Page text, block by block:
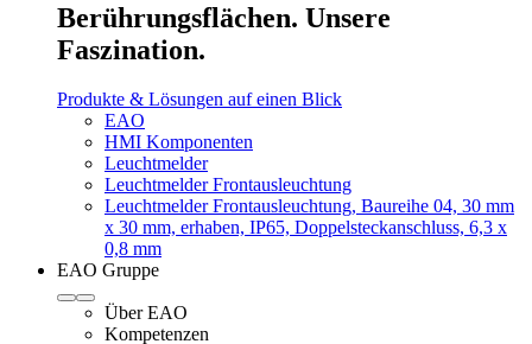
Berührungsflächen. Unsere
Faszination.
Produkte & Lösungen auf einen Blick
EAO
HMI Komponenten
Leuchtmelder
Leuchtmelder Frontausleuchtung
Leuchtmelder Frontausleuchtung, Baureihe 04, 30 mm
x 30 mm, erhaben, IP65, Doppelsteckanschluss, 6,3 x
0,8 mm
EAO Gruppe
Über EAO
Kompetenzen